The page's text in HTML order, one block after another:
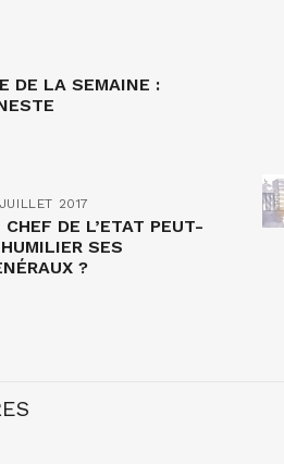
DE LA SEMAINE :
2017
CHEF DE L’ETAT PEUT-
SES
?